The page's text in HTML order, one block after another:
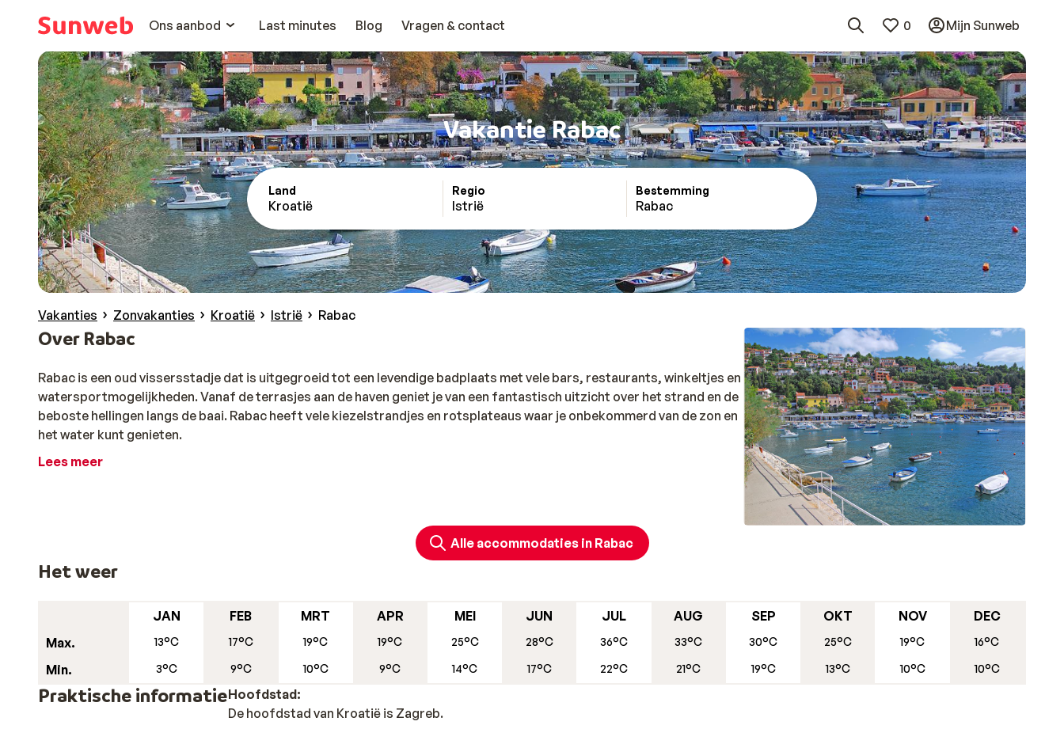
Ons aanbod
Last minutes Blog Vragen & contact 0 Mijn Sunweb
Vakantie Rabac
Land
Kroatië
Regio
Istrië
Bestemming
Rabac
Vakanties Zonvakanties Kroatië Istrië Rabac
Over Rabac
Rabac is een oud vissersstadje dat is uitgegroeid tot een levendige badplaats met vele bars, restaurants, winkeltjes en
watersportmogelijkheden. Vanaf de terrasjes aan de haven geniet je van een fantastisch uitzicht over het strand en de
beboste hellingen langs de baai. Rabac heeft vele kiezelstrandjes en rotsplateaus waar je onbekommerd van de zon en
het water kunt genieten.
Lees meer
Alle accommodaties in Rabac
Het weer
Max.
Min.
JAN
13°C
3°C
FEB
17°C
9°C
MRT
19°C
10°C
APR
19°C
9°C
MEI
25°C
14°C
JUN
28°C
17°C
JUL
36°C
22°C
AUG
33°C
21°C
SEP
30°C
19°C
OKT
25°C
13°C
NOV
19°C
10°C
DEC
16°C
10°C
Praktische informatieHoofdstad:
De hoofdstad van Kroatië is Zagreb.